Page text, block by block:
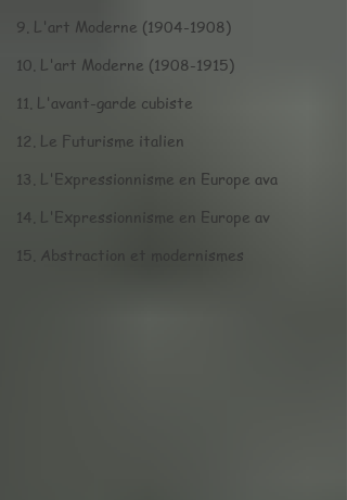
9. L'art Moderne (1904-1908)
10. L'art Moderne (1908-1915)
11. L'avant-garde cubiste
12. Le Futurisme italien
13. L'Expressionnisme en Europe ava
14. L'Expressionnisme en Europe av
15. Abstraction et modernismes